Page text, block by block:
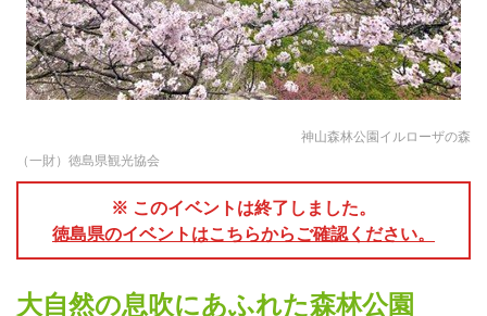
神山森林公園イルローザの森
（一財）徳島県観光協会
※ このイベントは終了しました。
徳島県のイベントはこちらからご確認ください。
大自然の息吹にあふれた森林公園